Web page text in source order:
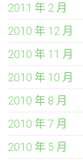
2011 年 2 月
2010 年 12 月
2010 年 11 月
2010 年 10 月
2010 年 8 月
2010 年 7 月
2010 年 5 月